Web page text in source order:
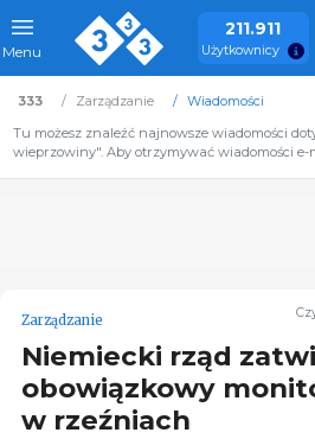
Menu
211.911
Użytkownicy
333 Zarządzanie
Wiadomości
Tu możesz znaleźć najnowsze wiadomości
wieprzowiny". Aby otrzymywać wiadomości e-
Zarządzanie
Niemiecki rząd
obowiązkowy
w rzeźniach